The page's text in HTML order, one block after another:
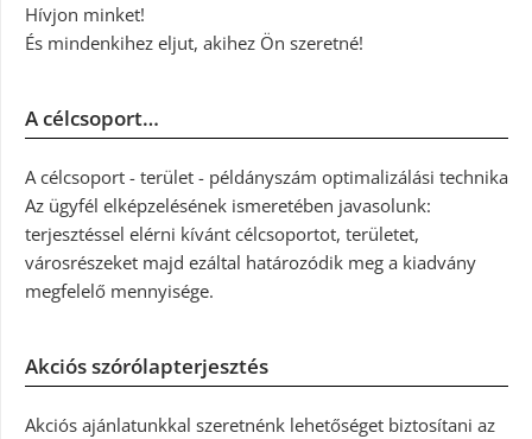
Hívjon minket!
És mindenkihez eljut, akihez Ön szeretné!
A célcsoport…
A célcsoport - terület - példányszám optimalizálási technika
Az ügyfél elképzelésének ismeretében javasolunk:
terjesztéssel elérni kívánt célcsoportot, területet,
városrészeket majd ezáltal határozódik meg a kiadvány
megfelelő mennyisége.
Akciós szórólapterjesztés
Akciós ajánlatunkkal szeretnénk lehetőséget biztosítani az